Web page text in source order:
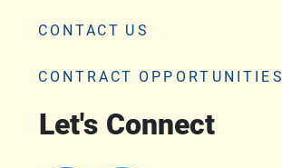
CONTACT US
CONTRACT OPPORTUNITIES
Let's Connect